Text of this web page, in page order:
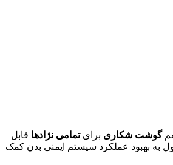
گوشت شکاری برای تمامی نژادها قابل
به بهبود عملکرد سیستم ایمنی بدن کمک